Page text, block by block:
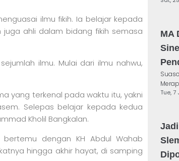
ilmu fikih. Ia belajar kepada
juga ahli dalam bidang fikih semasa
ilmu. Mulai dari ilmu nahwu,
yang terkenal pada waktu itu, yakni
Selepas belajar kepada kedua
Kholil Bangkalan.
dengan KH Abdul Wahab
hingga akhir hayat, di samping
MA
Tue, 7